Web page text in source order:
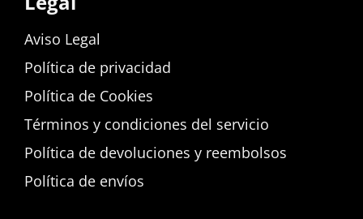
Aviso Legal
Política de privacidad
Política de Cookies
Términos y condiciones del servicio
Política de devoluciones y reembolsos
Política de envíos